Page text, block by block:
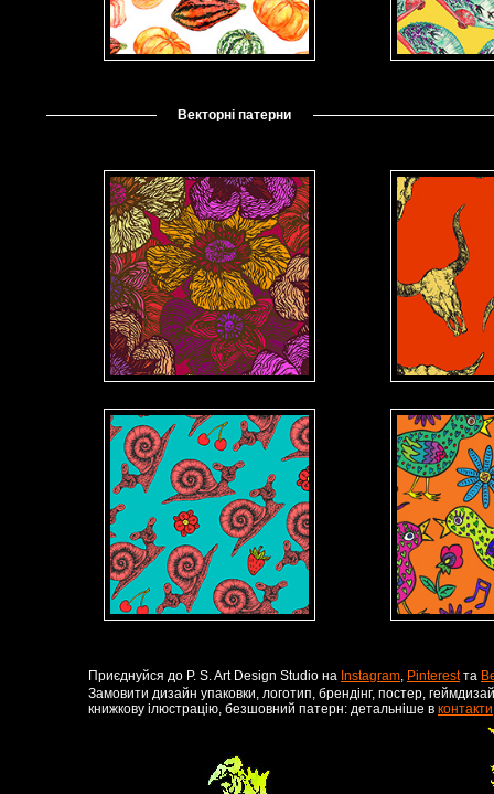
Векторні патерни
Приєднуйся до P. S. Art Design Studio на Instagram, Pinterestта
Замовити дизайн упаковки, логотип, брендінг, постер,
книжкову ілюстрацію, безшовний патерн: детальніше в контакти